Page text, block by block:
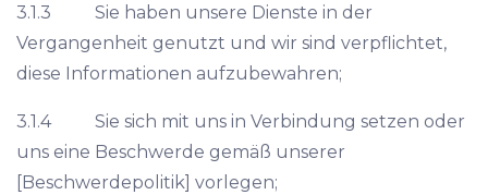
3.1.3 Sie haben unsere Dienste in der
Vergangenheit genutzt und wir sind verpflichtet,
diese Informationen aufzubewahren;
3.1.4 Sie sich mit uns in Verbindung setzen oder
uns eine Beschwerde gemäß unserer
[Beschwerdepolitik] vorlegen;